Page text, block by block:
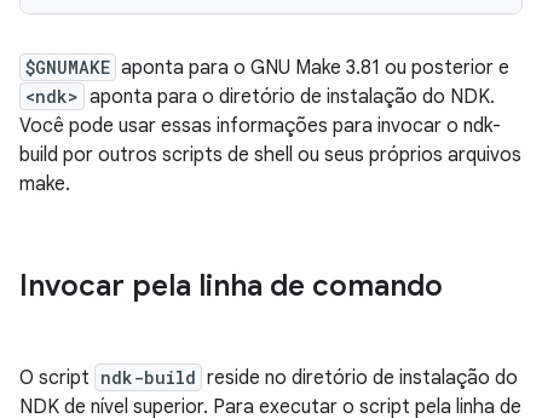
$GNUMAKE aponta para o GNU Make 3.81 ou posterior e
<ndk> aponta para o diretório de instalação do NDK.
Você pode usar essas informações para invocar o ndk-
build por outros scripts de shell ou seus próprios arquivos
make.
Invocar pela linha de comando
O script ndk-build reside no diretório de instalação do
NDK de nível superior. Para executar o script pela linha de